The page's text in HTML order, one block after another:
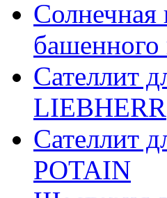
Солнечная
Сателлит
LIEBHERR
Сателлит
POTAIN